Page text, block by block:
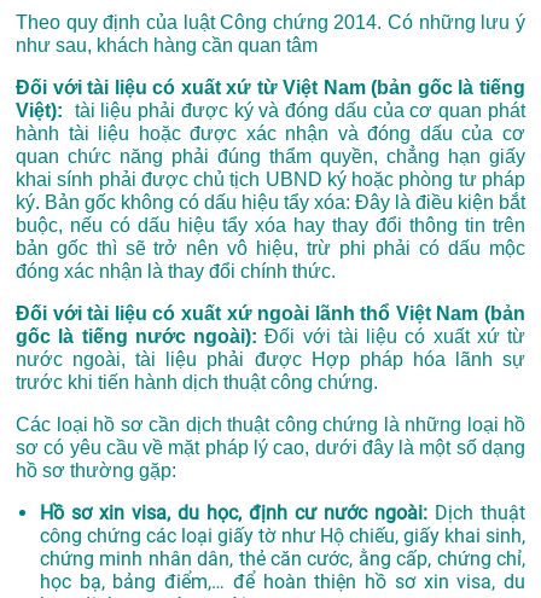
Theo quy định của luật Công chứng 2014. Có những lưu ý
như sau, khách hàng cần quan tâm
Đối với tài liệu có xuất xứ từ Việt Nam (bản gốc là tiếng
Việt): tài liệu phải được ký và đóng dấu của cơ quan phát
hành tài liệu hoặc được xác nhận và đóng dấu của cơ
quan chức năng phải đúng thẩm quyền, chẳng hạn giấy
khai sính phải được chủ tịch UBND ký hoặc phòng tư pháp
ký. Bản gốc không có dấu hiệu tẩy xóa: Đây là điều kiện bắt
buộc, nếu có dấu hiệu tẩy xóa hay thay đổi thông tin trên
bản gốc thì sẽ trở nên vô hiệu, trừ phi phải có dấu mộc
đóng xác nhận là thay đổi chính thức.
Đối với tài liệu có xuất xứ ngoài lãnh thổ Việt Nam (bản
gốc là tiếng nước ngoài):Đối với tài liệu có xuất xứ từ
nước ngoài, tài liệu phải được Hợp pháp hóa lãnh sự
trước khi tiến hành dịch thuật công chứng.
Các loại hồ sơ cần dịch thuật công chứng là những loại hồ
sơ có yêu cầu về mặt pháp lý cao, dưới đây là một số dạng
hồ sơ thường gặp:
Hồ sơ xin visa, du học, định cư nước ngoài: Dịch thuật
công chứng các loại giấy tờ như Hộ chiếu, giấy khai sinh,
chứng minh nhân dân, thẻ căn cước, ằng cấp, chứng chỉ,
học bạ, bảng điểm,… để hoàn thiện hồ sơ xin visa, du